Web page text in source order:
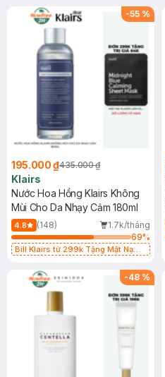
-55 %
195.000 ₫435.000 ₫
Klairs
Nước Hoa Hồng Klairs Không
Mùi Cho Da Nhạy Cảm 180ml
4.8 (148)
1.7k/tháng
69%
Bill Klairs từ 299k Tặng Mặt Nạ
25ml (SL Có Hạn)
-48 %